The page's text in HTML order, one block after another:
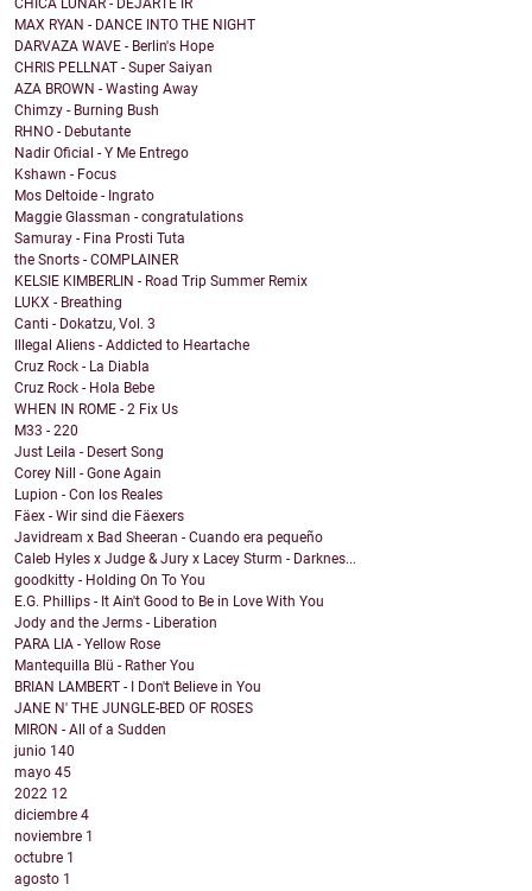
CHICA LUNAR - DEJARTE IR
MAX RYAN - DANCE INTO THE NIGHT
DARVAZA WAVE - Berlin's Hope
CHRIS PELLNAT - Super Saiyan
AZA BROWN - Wasting Away
Chimzy - Burning Bush
RHNO - Debutante
Nadir Oficial - Y Me Entrego
Kshawn - Focus
Mos Deltoide - Ingrato
Maggie Glassman - congratulations
Samuray - Fina Prosti Tuta
the Snorts - COMPLAINER
KELSIE KIMBERLIN - Road Trip Summer Remix
LUKX - Breathing
Canti - Dokatzu, Vol. 3
Illegal Aliens - Addicted to Heartache
Cruz Rock - La Diabla
Cruz Rock - Hola Bebe
WHEN IN ROME - 2 Fix Us
M33 - 220
Just Leila - Desert Song
Corey Nill - Gone Again
Lupion - Con los Reales
Fäex - Wir sind die Fäexers
Javidream x Bad Sheeran - Cuando era pequeño
Caleb Hyles x Judge & Jury x Lacey Sturm - Darknes...
goodkitty - Holding On To You
E.G. Phillips - It Ain't Good to Be in Love With You
Jody and the Jerms - Liberation
PARA LIA - Yellow Rose
Mantequilla Blü - Rather You
BRIAN LAMBERT - I Don't Believe in You
JANE N' THE JUNGLE-BED OF ROSES
MIRON - All of a Sudden
junio 140
mayo 45
2022 12
diciembre 4
noviembre 1
octubre 1
agosto 1